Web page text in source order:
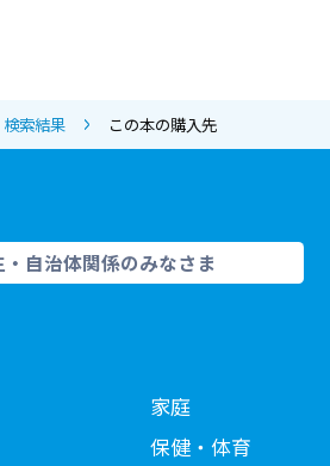
検索結果 この本の購入先
自治体関係のみなさま
家庭
保健・体育